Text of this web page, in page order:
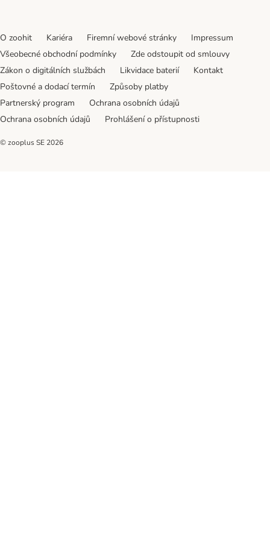
O zoohit Kariéra Firemní webové stránky
Impressum
Všeobecné obchodní podmínky
Zde odstoupit od smlouvy
Zákon o digitálních službách
Likvidace baterií
Kontakt
Poštovné a dodací termín
Způsoby platby
Partnerský program
Ochrana osobních údajů
Ochrana osobních údajů
Prohlášení o přístupnosti
© zooplus SE 2026